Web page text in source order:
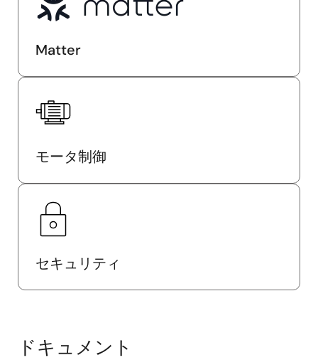
Matter
モータ制御
セキュリティ
ドキュメント